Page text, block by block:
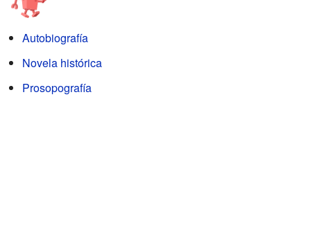
Autobiografía
Novela histórica
Prosopografía